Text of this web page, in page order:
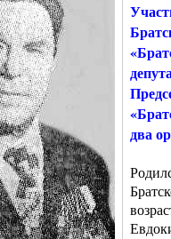
два